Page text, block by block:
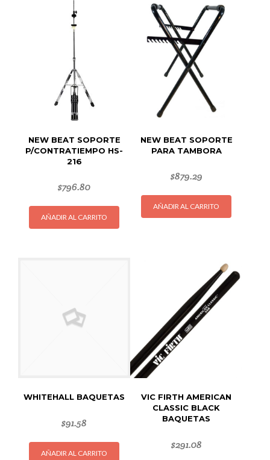
NEW BEAT SOPORTE
P/CONTRATIEMPO HS-
216
$796.80
AÑADIR AL CARRITO
NEW BEAT SOPORTE
PARA TAMBORA
$879.29
AÑADIR AL CARRITO
WHITEHALL BAQUETAS
$91.58
AÑADIR AL CARRITO
VIC FIRTH AMERICAN
CLASSIC BLACK
BAQUETAS
$291.08